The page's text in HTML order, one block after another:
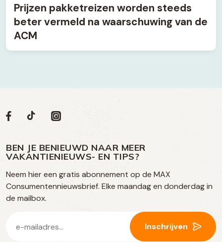
Prijzen pakketreizen worden steeds
beter vermeld na waarschuwing van de
ACM
Volg
op
social
media
Social
Volg
op
Facebook
Volg
op
TikTok
Volg
op
Instagram
BEN JE BENIEUWD NAAR MEER
VAKANTIENIEUWS- EN TIPS?
Neem hier een gratis abonnement op de MAX
Consumentennieuwsbrief. Elke maandag en donderdag in
de mailbox.
mailadres
Inschrijven